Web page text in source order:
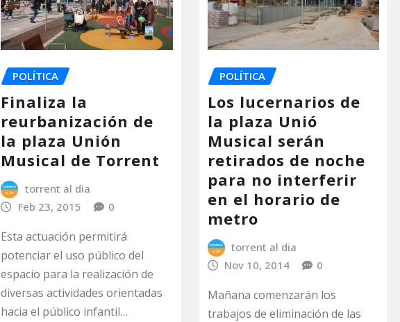
POLÍTICA
Finaliza la
reurbanización de
la plaza Unión
Musical de Torrent
torrent al dia
Feb 23, 2015
0
Esta actuación permitirá
potenciar el uso público del
espacio para la realización de
diversas actividades orientadas
hacia el público infantil…
POLÍTICA
Los lucernarios de
la plaza Unió
Musical serán
retirados de noche
para no interferir
en el horario de
metro
torrent al dia
Nov 10, 2014
0
Mañana comenzarán los
trabajos de eliminación de las